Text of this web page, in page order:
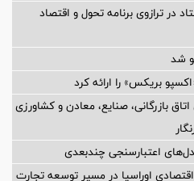
در ترازوی برنامه تحول و اقتصاد
شد
بریکس» را ارائه کرد
بازرگانی، صنایع، معادن و کشاورزی
اعتبارسنجی چندبعدی
اوراسیا در مسیر توسعه تجارت